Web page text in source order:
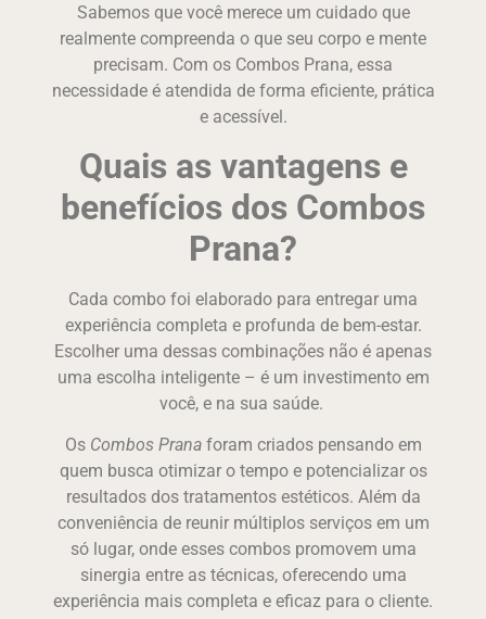
Sabemos que você merece um cuidado que
realmente compreenda o que seu corpo e mente
precisam. Com os Combos Prana, essa
necessidade é atendida de forma eficiente, prática
e acessível.
Quais as vantagens e
benefícios dos Combos
Prana?
Cada combo foi elaborado para entregar uma
experiência completa e profunda de bem-estar.
Escolher uma dessas combinações não é apenas
uma escolha inteligente – é um investimento em
você, e na sua saúde.
Os Combos Pranaforam criados pensando em
quem busca otimizar o tempo e potencializar os
resultados dos tratamentos estéticos. Além da
conveniência de reunir múltiplos serviços em um
só lugar, onde esses combos promovem uma
sinergia entre as técnicas, oferecendo uma
experiência mais completa e eficaz para o cliente.